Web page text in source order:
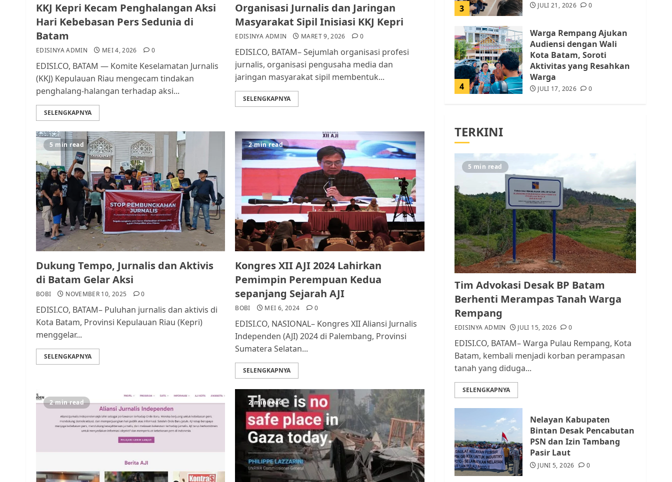
KKJ Kepri Kecam Penghalangan Aksi
Hari Kebebasan Pers Sedunia di
Batam
EDISINYA ADMIN MEI 4, 2026 0
EDISI.CO, BATAM — Komite Keselamatan Jurnalis
(KKJ) Kepulauan Riau mengecam tindakan
penghalang-halangan terhadap aksi...
SELENGKAPNYA
Organisasi Jurnalis dan Jaringan
Masyarakat Sipil Inisiasi KKJ Kepri
EDISINYA ADMIN MARET 9, 2026 0
EDISI.CO, BATAM– Sejumlah organisasi profesi
jurnalis, organisasi pengusaha media dan
jaringan masyarakat sipil membentuk...
SELENGKAPNYA
5 min read
Dukung Tempo, Jurnalis dan Aktivis
di Batam Gelar Aksi
BOBI NOVEMBER 10, 2025 0
EDISI.CO, BATAM– Puluhan jurnalis dan aktivis di
Kota Batam, Provinsi Kepulauan Riau (Kepri)
menggelar...
SELENGKAPNYA
2 min read
Kongres XII AJI 2024 Lahirkan
Pemimpin Perempuan Kedua
sepanjang Sejarah AJI
BOBI MEI 6, 2024 0
EDISI.CO, NASIONAL– Kongres XII Aliansi Jurnalis
Independen (AJI) 2024 di Palembang, Provinsi
Sumatera Selatan...
SELENGKAPNYA
2 min read 2 min read
3 JULI 21, 2026 0
4
Warga Rempang Ajukan
Audiensi dengan Wali
Kota Batam, Soroti
Aktivitas yang Resahkan
Warga
JULI 17, 2026 0
5 JULI 15, 2026
1
Pemko Batam Tegaskan
RT dan RW bukan Petugas
Pendataan dan
Pemungutan Pajak
AGUSTUS 1, 2026 0
2
Kader Pajak jadi
Penghubung Pemerintah
dan Masyarakat di
Lingkungan RT/RW
3
Datangi Pemko Batam,
Warga Rempang Protes
Lahan Mereka Diambil
4
Warga Rempang Ajukan
Audiensi dengan Wali
Kota Batam, Soroti
Aktivitas yang Resahkan
Warga
TERKINI
5 min read
Tim Advokasi Desak BP Batam
Berhenti Merampas Tanah Warga
Rempang
EDISINYA ADMIN JULI 15, 2026 0
EDISI.CO, BATAM– Warga Pulau Rempang, Kota
Batam, kembali menjadi korban perampasan
tanah yang diduga...
SELENGKAPNYA
Nelayan Kabupaten
Bintan Desak Pencabutan
PSN dan Izin Tambang
Pasir Laut
JUNI 5, 2026 0